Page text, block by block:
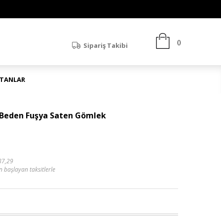
Sipariş Takibi
Fuşya Saten Gömlek
başlayan taksitlerle